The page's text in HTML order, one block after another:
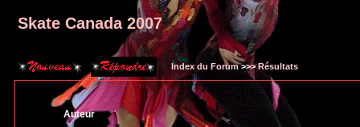
Skate Canada 2007
Index du Forum>>>Résultats
Auteur